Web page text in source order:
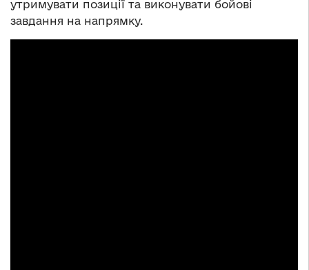
утримувати позиції та виконувати бойові
завдання на напрямку.